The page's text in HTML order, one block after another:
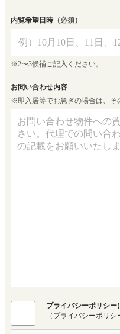
内覧希望日時 （必須）
※2〜3候補ご記入ください。
お問い合わせ内容
※即入居等でお急ぎの場合は、そ
プライバシーポリシー
（プライバシーポリシ